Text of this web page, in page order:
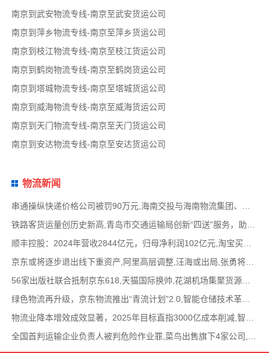
南京到武安物流专线-南京至武安货运公司
南京到萍乡物流专线-南京至萍乡货运公司
南京到枝江物流专线-南京至枝江货运公司
南京到鹤岗物流专线-南京至鹤岗货运公司
南京到塔城物流专线-南京至塔城货运公司
南京到威海物流专线-南京至威海货运公司
南京到天门物流专线-南京至天门货运公司
南京到安达物流专线-南京至安达货运公司
物流新闻
串通操纵快递价格公司被罚90万元,海南交投与海南物流集团、中国移动海南公司签署战略合作
铁路客货运量创历史新高,青岛市交通运输局创新“四送”服务，助力高速公路建设提质,中国物
顺丰控股：2024年营收2844亿元，归母净利润102亿元,淘宝买菜退出社区团购业务，转型做快递电
京东或将逐步退出线下重资产,阿里高层调整,汪海或出局,张勇将加盟晨壹基金担任管理合伙人
56家出版社联合抵制京东618,天猫国际换帅,花湖机场集聚货源与中通圆通洽谈合作,华为与江淮合
绿色物流再升级，京东物流推出“青流计划”2.0,智能仓储技术革新，自动化立体仓库应用范围
物流业降本增效成效显著，2025年目标直指3000亿成本削减,智慧物流引领行业变革，网络货运平
全国首判运输企业负责人被判危险作业罪,菜鸟出售旗下4家公司,MSC旗下一大型集装箱船被伊朗